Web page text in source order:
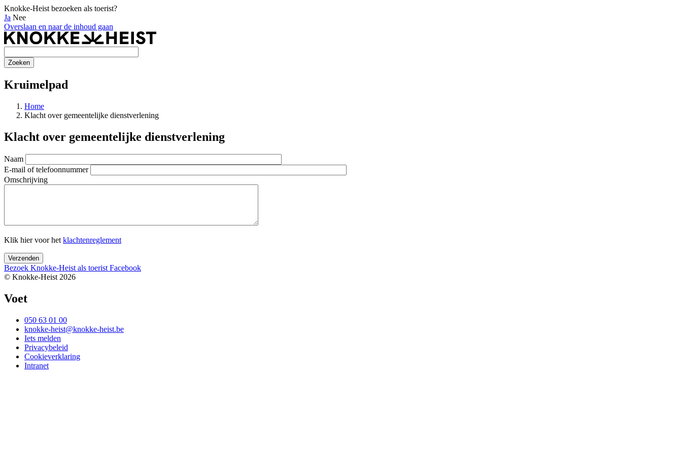
Knokke-Heist bezoeken als toerist?
Ja Nee
Overslaan en naar de inhoud gaan
Kruimelpad
Home
Klacht over gemeentelijke dienstverlening
Klacht over gemeentelijke dienstverlening
Naam
E-mail of telefoonnummer
Omschrijving
Klik hier voor het klachtenreglement
Bezoek Knokke-Heist als toerist Facebook
© Knokke-Heist 2026
Voet
050 63 01 00
knokke-heist@knokke-heist.be
Iets melden
Privacybeleid
Cookieverklaring
Intranet